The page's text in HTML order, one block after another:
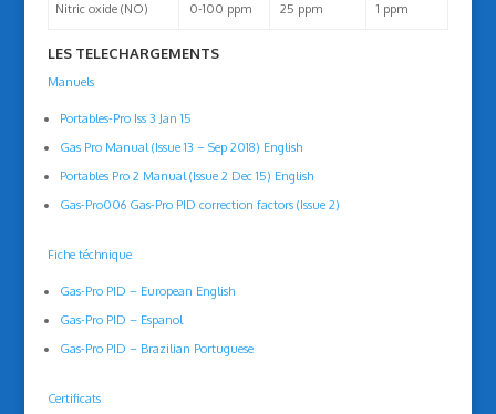
Nitric oxide (NO) 0-100 ppm 25 ppm 1 ppm
LES TELECHARGEMENTS
Manuels
Portables-Pro Iss 3 Jan 15
Gas Pro Manual (Issue 13 – Sep 2018) English
Portables Pro 2 Manual (Issue 2 Dec 15) English
Gas-Pro006 Gas-Pro PID correction factors (Issue 2)
Fiche téchnique
Gas-Pro PID – European English
Gas-Pro PID – Espanol
Gas-Pro PID – Brazilian Portuguese
Certificats